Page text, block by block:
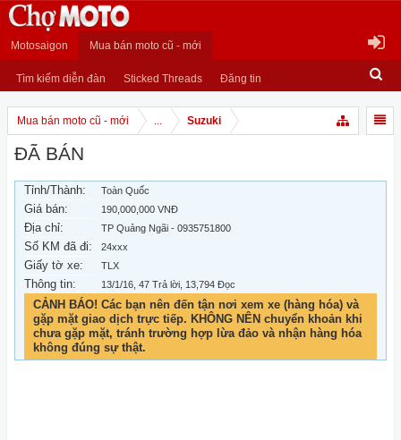
Motosaigon Mua bán moto cũ - mới
Tìm kiếm diễn đàn Sticked Threads Đăng tin
Mua bán moto cũ - mới ... Suzuki
ĐÃ BÁN
Tỉnh/Thành: Toàn Quốc
Giá bán: 190,000,000 VNĐ
Địa chỉ: TP Quảng Ngãi - 0935751800
Số KM đã đi: 24xxx
Giấy tờ xe: TLX
Thông tin: 13/1/16 , 47 Trả lời, 13,794 Đọc
CẢNH BÁO! Các bạn nên đến tận nơi xem xe (hàng hóa) và
gặp mặt giao dịch trực tiếp. KHÔNG NÊN chuyển khoản khi
chưa gặp mặt, tránh trường hợp lừa đảo và nhận hàng hóa
không đúng sự thật.